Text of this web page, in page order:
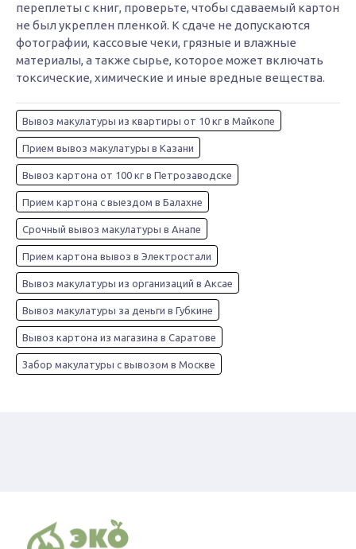
переплеты с книг, проверьте, чтобы сдаваемый картон
не был укреплен пленкой. К сдаче не допускаются
фотографии, кассовые чеки, грязные и влажные
материалы, а также сырье, которое может включать
токсические, химические и иные вредные вещества.
Вывоз макулатуры из квартиры от 10 кг в Майкопе
Прием вывоз макулатуры в Казани
Вывоз картона от 100 кг в Петрозаводске
Прием картона с выездом в Балахне
Срочный вывоз макулатуры в Анапе
Прием картона вывоз в Электростали
Вывоз макулатуры из организаций в Аксае
Вывоз макулатуры за деньги в Губкине
Вывоз картона из магазина в Саратове
Забор макулатуры с вывозом в Москве